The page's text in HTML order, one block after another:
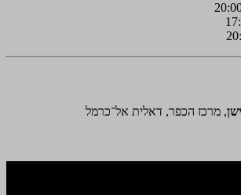
, מרכז הכפר, דאלית אל־כרמל